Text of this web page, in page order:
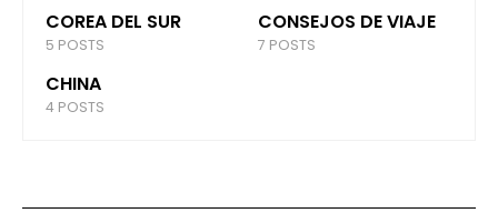
COREA DEL SUR
5 POSTS
CONSEJOS DE VIAJE
7 POSTS
CHINA
4 POSTS